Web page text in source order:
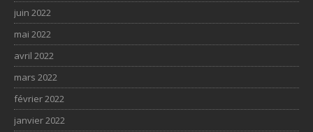
juin 2022
mai 2022
avril 2022
mars 2022
février 2022
janvier 2022